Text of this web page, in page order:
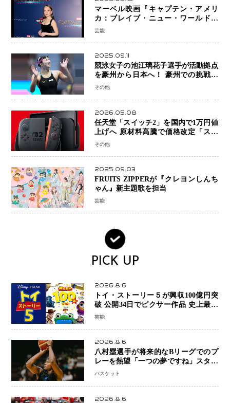
マーベル映画『キャプテン・アメリ
カ：ブレイブ・ニュー・ワールド』
新ブラック・ウィドウ役のシラ・ハー
芸能
2025.09.11
競泳女子の池江璃花子選手が活動拠点
を豪州から日本へ！ 豪州での挑戦を
糧に、28年ロサンゼルス五輪へ再始動
その他
2026.05.08
任天堂「スイッチ2」を国内で1万円値
上げへ 原材料高騰で価格改定「スイ
ッチオンライン」も引き上げ
その他
2025.09.03
FRUITS ZIPPERが『クレヨンしんち
ゃん』新主題歌を担当
芸能
PICK UP
2026.8.6
トイ・ストーリー５が興収100億円突
破 公開34日でピクサー作品 史上最速
日本歴代シリーズ最高更新も目前
芸能
2026.8.6
八村塁選手が将来的なBリーグでのプ
レーを熱望「一つの夢ですね」スター
帰還がリーグ価値を押し上げる可能性
バスケット
2026.8.6